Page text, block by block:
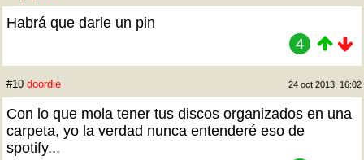
Habrá que darle un pin
4
#10 doordie 24 oct 2013, 16:02
Con lo que mola tener tus discos organizados en una
carpeta, yo la verdad nunca entenderé eso de
spotify...